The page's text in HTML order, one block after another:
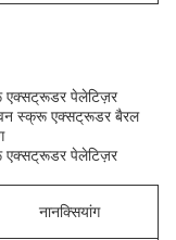
एक्सट्रूडर पेलेटिज़र
स्क्रू एक्सट्रूडर बैरल
एक्सट्रूडर पेलेटिज़र
नानक्सियांग